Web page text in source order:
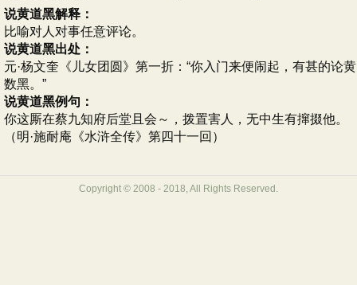
说黄道黑解释：
比喻对人对事任意评论。
说黄道黑出处：
元·杨文奎《儿女团圆》第一折：“你入门来便闹起，有甚的论黄
数黑。”
说黄道黑例句：
你这厮在蔡九知府后堂且会～，拨置害人，无中生有撺掇他。
（明·施耐庵《水浒全传》第四十一回）
Copyright © 2008 - 2018, All Rights Reserved.